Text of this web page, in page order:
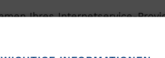
Ihres Internetservice-
die Möglichkeit, die
zu erkennen. Diese